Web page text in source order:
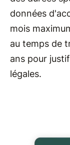
données
mois
au temps de
ans pour
légales.